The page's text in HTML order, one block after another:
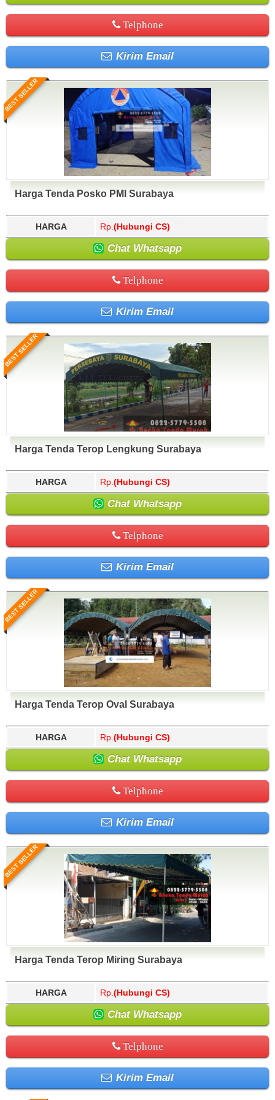
Telphone
Kirim Email
BEST SELLER
Harga Tenda Posko PMI Surabaya
HARGA Rp. (Hubungi CS)
Chat Whatsapp
Telphone
Kirim Email
BEST SELLER
Harga Tenda Terop Lengkung Surabaya
HARGA Rp. (Hubungi CS)
Chat Whatsapp
Telphone
Kirim Email
BEST SELLER
Harga Tenda Terop Oval Surabaya
HARGA Rp. (Hubungi CS)
Chat Whatsapp
Telphone
Kirim Email
BEST SELLER
Harga Tenda Terop Miring Surabaya
HARGA Rp. (Hubungi CS)
Chat Whatsapp
Telphone
Kirim Email